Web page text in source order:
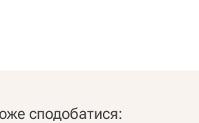
сподобатися: